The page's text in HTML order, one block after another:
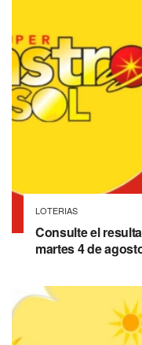
LOTERIAS
Consulte el
martes 4 de